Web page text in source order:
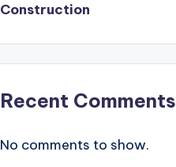
Construction
Recent Comments
No comments to show.